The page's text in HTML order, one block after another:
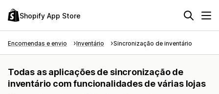
Shopify App Store
Encomendas e envio Inventário Sincronização de inventário
Todas as aplicações de sincronização de
inventário com funcionalidades de várias lojas